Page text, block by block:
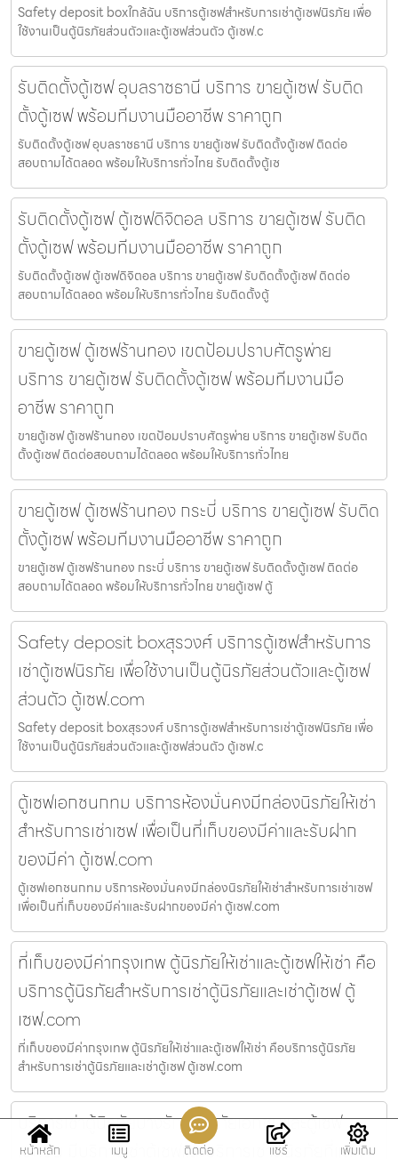
Safety deposit boxใกล้ฉัน บริการตู้เซฟสำหรับการเช่าตู้เซฟนิรภัย เพื่อ
ใช้งานเป็นตู้นิรภัยส่วนตัวและตู้เซฟส่วนตัว ตู้เซฟ.c
รับติดตั้งตู้เซฟ อุบลราชธานี บริการ ขายตู้เซฟ รับติด
ตั้งตู้เซฟ พร้อมทีมงานมืออาชีพ ราคาถูก
รับติดตั้งตู้เซฟ อุบลราชธานี บริการ ขายตู้เซฟ รับติดตั้งตู้เซฟ ติดต่อ
สอบถามได้ตลอด พร้อมให้บริการทั่วไทย รับติดตั้งตู้เซ
รับติดตั้งตู้เซฟ ตู้เซฟดิจิตอล บริการ ขายตู้เซฟ รับติด
ตั้งตู้เซฟ พร้อมทีมงานมืออาชีพ ราคาถูก
รับติดตั้งตู้เซฟ ตู้เซฟดิจิตอล บริการ ขายตู้เซฟ รับติดตั้งตู้เซฟ ติดต่อ
สอบถามได้ตลอด พร้อมให้บริการทั่วไทย รับติดตั้งตู้
ขายตู้เซฟ ตู้เซฟร้านทอง เขตป้อมปราบศัตรูพ่าย
บริการ ขายตู้เซฟ รับติดตั้งตู้เซฟ พร้อมทีมงานมือ
อาชีพ ราคาถูก
ขายตู้เซฟ ตู้เซฟร้านทอง เขตป้อมปราบศัตรูพ่าย บริการ ขายตู้เซฟ รับติด
ตั้งตู้เซฟ ติดต่อสอบถามได้ตลอด พร้อมให้บริการทั่วไทย
ขายตู้เซฟ ตู้เซฟร้านทอง กระบี่ บริการ ขายตู้เซฟ รับติด
ตั้งตู้เซฟ พร้อมทีมงานมืออาชีพ ราคาถูก
ขายตู้เซฟ ตู้เซฟร้านทอง กระบี่ บริการ ขายตู้เซฟ รับติดตั้งตู้เซฟ ติดต่อ
สอบถามได้ตลอด พร้อมให้บริการทั่วไทย ขายตู้เซฟ ตู้
Safety deposit boxสุรวงศ์ บริการตู้เซฟสำหรับการ
เช่าตู้เซฟนิรภัย เพื่อใช้งานเป็นตู้นิรภัยส่วนตัวและตู้เซฟ
ส่วนตัว ตู้เซฟ.com
Safety deposit boxสุรวงศ์ บริการตู้เซฟสำหรับการเช่าตู้เซฟนิรภัย เพื่อ
ใช้งานเป็นตู้นิรภัยส่วนตัวและตู้เซฟส่วนตัว ตู้เซฟ.c
ตู้เซฟเอกชนกทม บริการห้องมั่นคงมีกล่องนิรภัยให้เช่า
สำหรับการเช่าเซฟ เพื่อเป็นที่เก็บของมีค่าและรับฝาก
ของมีค่า ตู้เซฟ.com
ตู้เซฟเอกชนกทม บริการห้องมั่นคงมีกล่องนิรภัยให้เช่าสำหรับการเช่าเซฟ
เพื่อเป็นที่เก็บของมีค่าและรับฝากของมีค่า ตู้เซฟ.com
ที่เก็บของมีค่ากรุงเทพ ตู้นิรภัยให้เช่าและตู้เซฟให้เช่า คือ
บริการตู้นิรภัยสำหรับการเช่าตู้นิรภัยและเช่าตู้เซฟ ตู้
เซฟ.com
ที่เก็บของมีค่ากรุงเทพ ตู้นิรภัยให้เช่าและตู้เซฟให้เช่า คือบริการตู้นิรภัย
สำหรับการเช่าตู้นิรภัยและเช่าตู้เซฟ ตู้เซฟ.com
บริการเช่าตู้นิรภัยบางรัก ตู้นิรภัยเอกชนและตู้เซฟ
เอกชน มีบริการเช่าตู้เซฟและบริการเช่าตู้นิรภัยที่แตก
หน้าหลัก เมนู ติดต่อ แชร์ เพิ่มเติม